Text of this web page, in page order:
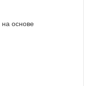
на основе